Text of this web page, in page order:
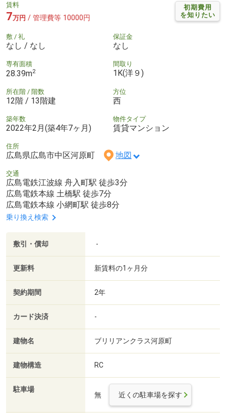
初期費用
を知りたい
賃料
7万円 / 管理費等 10000円
敷 / 礼
なし / なし
保証金
なし
専有面積
28.39m2
間取り
1K(洋９)
所在階 / 階数
12階 / 13階建
方位
西
築年数
2022年2月(築4年7ヶ月)
物件タイプ
賃貸マンション
住所
広島県広島市中区河原町 地図
交通
広島電鉄江波線 舟入町駅 徒歩3分
広島電鉄本線 土橋駅 徒歩7分
広島電鉄本線 小網町駅 徒歩8分
乗り換え検索
敷引・償却 -
更新料 新賃料の1ヶ月分
契約期間 2年
カード決済 -
建物名 ブリリアンクラス河原町
建物構造 RC
駐車場
無 近くの駐車場を探す